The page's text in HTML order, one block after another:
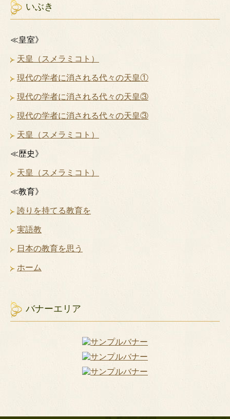
いぶき
≪皇室》
天皇（スメラミコト）
現代の学者に消される代々の天皇①
現代の学者に消される代々の天皇③
現代の学者に消される代々の天皇③
天皇（スメラミコト）
≪歴史》
天皇（スメラミコト）
≪教育》
誇りを持てる教育を
実語教
日本の教育を思う
ホーム
バナーエリア